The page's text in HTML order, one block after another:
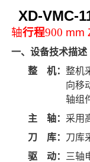
XD-VMC-
轴行程900 mm
一、设备技术描述
整 机： 整机
向移
轴组
主 轴： 采用
刀 库： 刀库
驱 动：
三轴